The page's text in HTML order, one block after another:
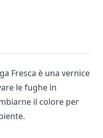
Fresca è una vernice
le fughe in
il colore per